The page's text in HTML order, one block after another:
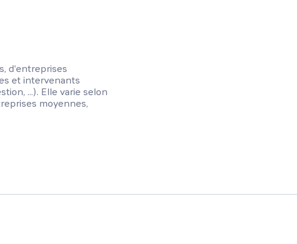
d'entreprises
et intervenants
...). Elle varie selon
moyennes,